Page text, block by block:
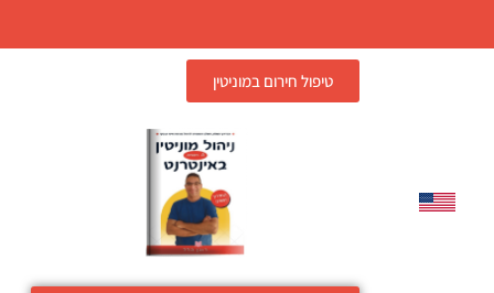
טיפול חירום במוניטין